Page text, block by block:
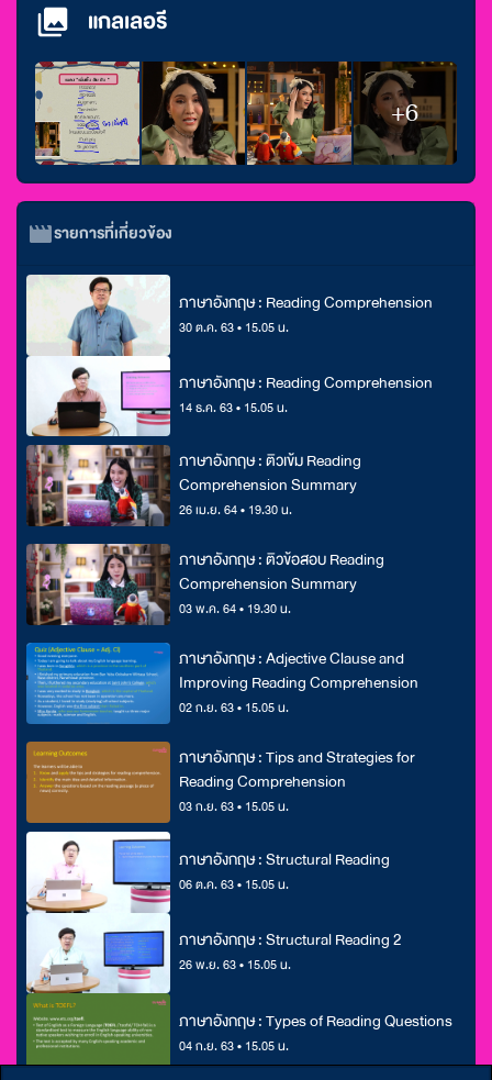
แกลเลอรี
+6
รายการที่เกี่ยวข้อง
ภาษาอังกฤษ : Reading Comprehension
30 ต.ค. 63 • 15.05 น.
ภาษาอังกฤษ : Reading Comprehension
14 ธ.ค. 63 • 15.05 น.
ภาษาอังกฤษ : ติวเข้ม Reading
Comprehension Summary
26 เม.ย. 64 • 19.30 น.
ภาษาอังกฤษ : ติวข้อสอบ Reading
Comprehension Summary
03 พ.ค. 64 • 19.30 น.
ภาษาอังกฤษ : Adjective Clause and
Improving Reading Comprehension
02 ก.ย. 63 • 15.05 น.
ภาษาอังกฤษ : Tips and Strategies for
Reading Comprehension
03 ก.ย. 63 • 15.05 น.
ภาษาอังกฤษ : Structural Reading
06 ต.ค. 63 • 15.05 น.
ภาษาอังกฤษ : Structural Reading 2
26 พ.ย. 63 • 15.05 น.
ภาษาอังกฤษ : Types of Reading Questions
04 ก.ย. 63 • 15.05 น.